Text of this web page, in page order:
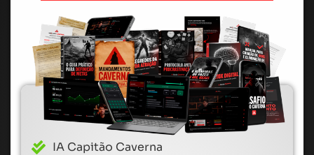
IA Capitão Caverna